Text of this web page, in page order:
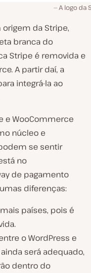
A logo da
da Stripe,
branca do
Stripe é removida e
A partir daí, a
integrá-la ao
e WooCommerce
núcleo e
se sentir
no
de pagamento
diferenças:
países, pois é
o WordPress e
será adequado,
dentro do